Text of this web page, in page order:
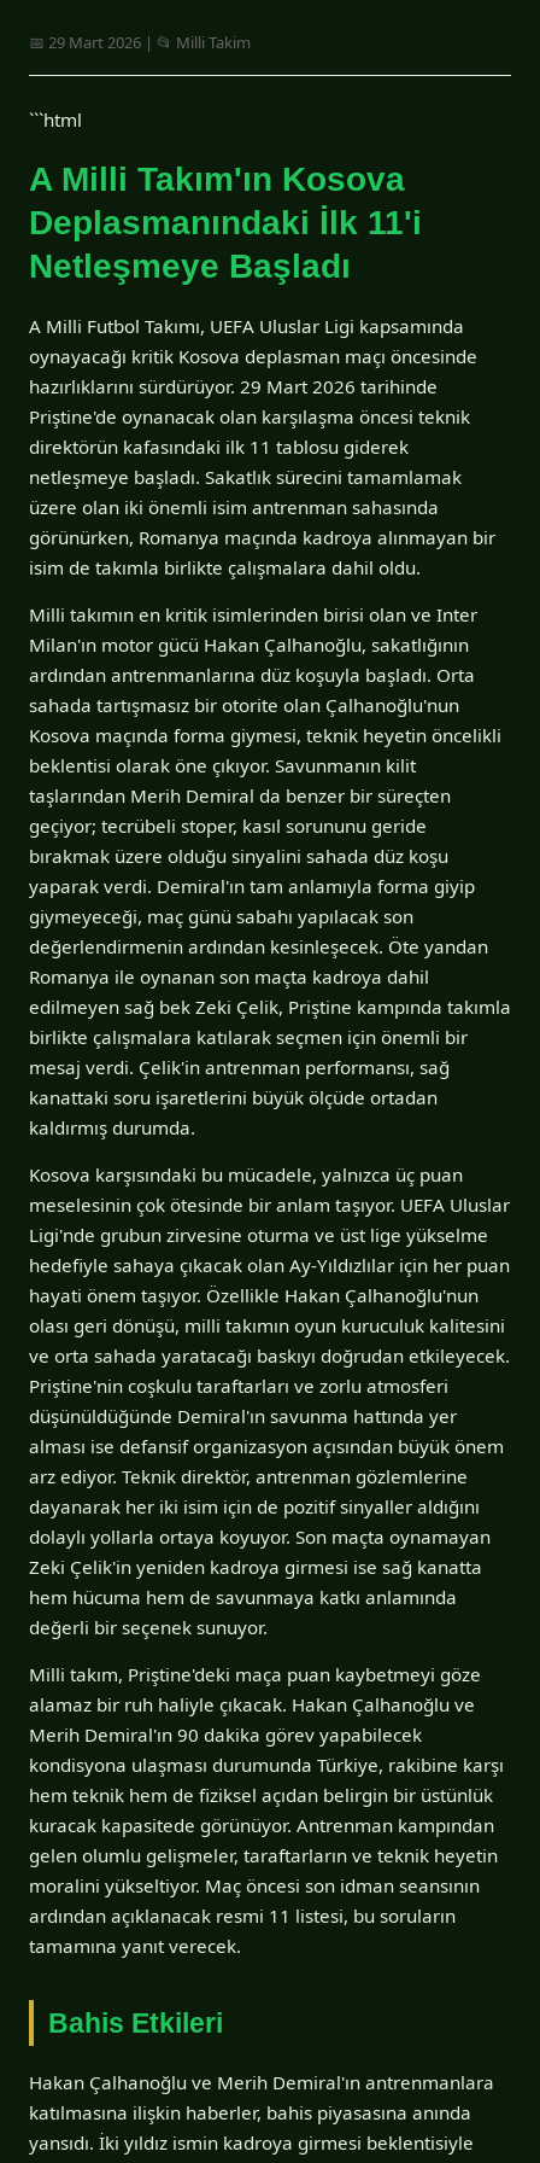
📅 29 Mart 2026 | 📂 Milli Takim
```html
A Milli Takım'ın Kosova
Deplasmanındaki İlk 11'i
Netleşmeye Başladı
A Milli Futbol Takımı, UEFA Uluslar Ligi kapsamında
oynayacağı kritik Kosova deplasman maçı öncesinde
hazırlıklarını sürdürüyor. 29 Mart 2026 tarihinde
Priştine'de oynanacak olan karşılaşma öncesi teknik
direktörün kafasındaki ilk 11 tablosu giderek
netleşmeye başladı. Sakatlık sürecini tamamlamak
üzere olan iki önemli isim antrenman sahasında
görünürken, Romanya maçında kadroya alınmayan bir
isim de takımla birlikte çalışmalara dahil oldu.
Milli takımın en kritik isimlerinden birisi olan ve Inter
Milan'ın motor gücü Hakan Çalhanoğlu, sakatlığının
ardından antrenmanlarına düz koşuyla başladı. Orta
sahada tartışmasız bir otorite olan Çalhanoğlu'nun
Kosova maçında forma giymesi, teknik heyetin öncelikli
beklentisi olarak öne çıkıyor. Savunmanın kilit
taşlarından Merih Demiral da benzer bir süreçten
geçiyor; tecrübeli stoper, kasıl sorununu geride
bırakmak üzere olduğu sinyalini sahada düz koşu
yaparak verdi. Demiral'ın tam anlamıyla forma giyip
giymeyeceği, maç günü sabahı yapılacak son
değerlendirmenin ardından kesinleşecek. Öte yandan
Romanya ile oynanan son maçta kadroya dahil
edilmeyen sağ bek Zeki Çelik, Priştine kampında takımla
birlikte çalışmalara katılarak seçmen için önemli bir
mesaj verdi. Çelik'in antrenman performansı, sağ
kanattaki soru işaretlerini büyük ölçüde ortadan
kaldırmış durumda.
Kosova karşısındaki bu mücadele, yalnızca üç puan
meselesinin çok ötesinde bir anlam taşıyor. UEFA Uluslar
Ligi'nde grubun zirvesine oturma ve üst lige yükselme
hedefiyle sahaya çıkacak olan Ay-Yıldızlılar için her puan
hayati önem taşıyor. Özellikle Hakan Çalhanoğlu'nun
olası geri dönüşü, milli takımın oyun kuruculuk kalitesini
ve orta sahada yaratacağı baskıyı doğrudan etkileyecek.
Priştine'nin coşkulu taraftarları ve zorlu atmosferi
düşünüldüğünde Demiral'ın savunma hattında yer
alması ise defansif organizasyon açısından büyük önem
arz ediyor. Teknik direktör, antrenman gözlemlerine
dayanarak her iki isim için de pozitif sinyaller aldığını
dolaylı yollarla ortaya koyuyor. Son maçta oynamayan
Zeki Çelik'in yeniden kadroya girmesi ise sağ kanatta
hem hücuma hem de savunmaya katkı anlamında
değerli bir seçenek sunuyor.
Milli takım, Priştine'deki maça puan kaybetmeyi göze
alamaz bir ruh haliyle çıkacak. Hakan Çalhanoğlu ve
Merih Demiral'ın 90 dakika görev yapabilecek
kondisyona ulaşması durumunda Türkiye, rakibine karşı
hem teknik hem de fiziksel açıdan belirgin bir üstünlük
kuracak kapasitede görünüyor. Antrenman kampından
gelen olumlu gelişmeler, taraftarların ve teknik heyetin
moralini yükseltiyor. Maç öncesi son idman seansının
ardından açıklanacak resmi 11 listesi, bu soruların
tamamına yanıt verecek.
Bahis Etkileri
Hakan Çalhanoğlu ve Merih Demiral'ın antrenmanlara
katılmasına ilişkin haberler, bahis piyasasına anında
yansıdı. İki yıldız ismin kadroya girmesi beklentisiyle